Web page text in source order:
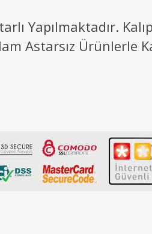
Yapılmaktadır.
Astarsız Ürünlerle